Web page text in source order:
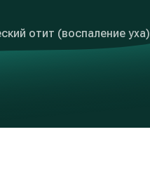
отит (воспаление уха)